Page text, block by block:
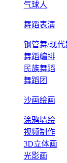
气球人
舞蹈表演
钢管舞/现代
舞蹈编排
民族舞蹈
舞蹈团
沙画绘画
涂鸦墙绘
视频制作
3D立体画
光影画